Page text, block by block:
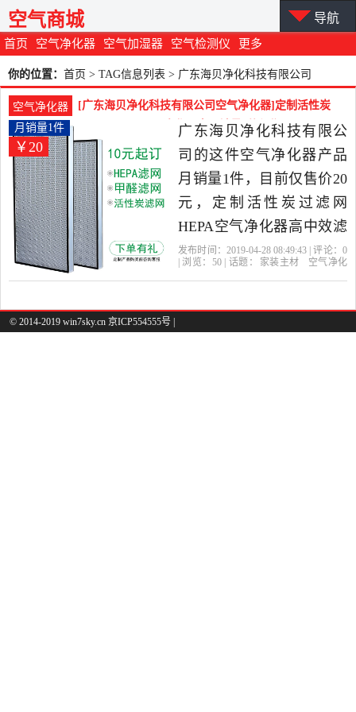
首页 空气净化器 空气加湿器 空气检测仪 更多
空气商城 导航
你的位置： 首页 > TAG信息列表 > 广东海贝净化科技有限公司
空气净化器
[广东海贝净化科技有限公司空气净化器]定制活性炭
过滤网HEPA空气净化器高月销量1件仅售20元
￥20
月销量1件
广东海贝净化科技有限公
司的这件空气净化器产品
月销量1件，目前仅售价20
元，定制活性炭过滤网
HEPA空气净化器高中效滤
芯除甲醛工业除尘尼龙网
发布时间：2019-04-28 08:49:43 | 评论： 0
| 浏览： 50| 话题： 家装主材
空气净化
© 2014-2019 win7sky.cn 京ICP554555号 |